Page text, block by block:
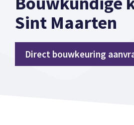
Sint Maarten
Direct bouwkeuring